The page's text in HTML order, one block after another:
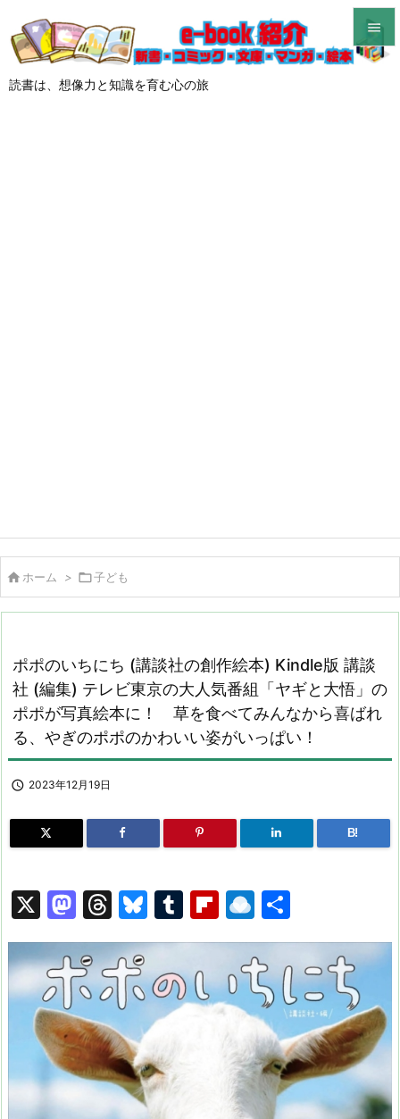
読書は、想像力と知識を育む心の旅


ホーム > 子ども
ポポのいちにち (講談社の創作絵本) Kindle版 講談
社 (編集) テレビ東京の大人気番組「ヤギと大悟」の
ポポが写真絵本に！ 草を食べてみんなから喜ばれ
る、やぎのポポのかわいい姿がいっぱい！
 2023年12月19日
B!
X
M
a
st
o
d
o
n
T
hr
e
a
d
s
Bl
u
s
k
y
T
u
m
bl
Fl
ip
o
ar
d
R
ai
n
dr
o
p.
io
有